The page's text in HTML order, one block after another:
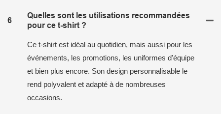
6
Quelles sont les utilisations recommandées
pour ce t-shirt ?
Ce t-shirt est idéal au quotidien, mais aussi pour les
événements, les promotions, les uniformes d'équipe
et bien plus encore. Son design personnalisable le
rend polyvalent et adapté à de nombreuses
occasions.